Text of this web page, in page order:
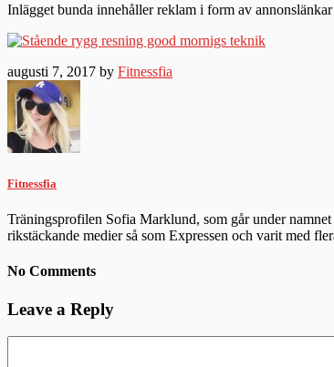
Inlägget bunda innehåller reklam i form av annonslänkar
augusti 7, 2017 by Fitnessfia
Fitnessfia
Träningsprofilen Sofia Marklund, som går under
rikstäckande medier så som Expressen och varit med
No Comments
Leave a Reply